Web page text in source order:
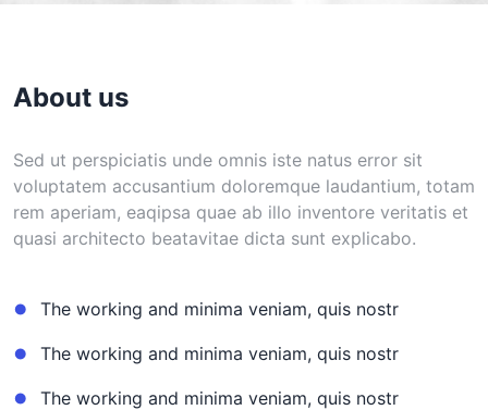
About us
Sed ut perspiciatis unde omnis iste natus error sit
voluptatem accusantium doloremque laudantium, totam
rem aperiam, eaqipsa quae ab illo inventore veritatis et
quasi architecto beatavitae dicta sunt explicabo.
The working and minima veniam, quis nostr
The working and minima veniam, quis nostr
The working and minima veniam, quis nostr